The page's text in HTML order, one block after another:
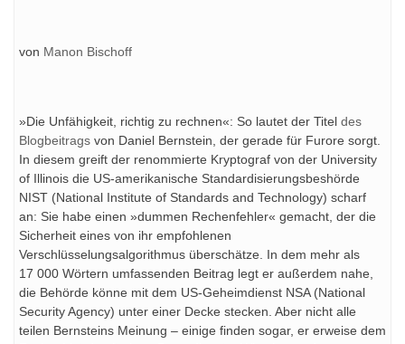
von Manon Bischoff
»Die Unfähigkeit, richtig zu rechnen«: So lautet der Titel des
Blogbeitrags von Daniel Bernstein, der gerade für Furore sorgt.
In diesem greift der renommierte Kryptograf von der University
of Illinois die US-amerikanische Standardisierungsbeshörde
NIST (National Institute of Standards and Technology) scharf
an: Sie habe einen »dummen Rechenfehler« gemacht, der die
Sicherheit eines von ihr empfohlenen
Verschlüsselungsalgorithmus überschätze. In dem mehr als
17 000 Wörtern umfassenden Beitrag legt er außerdem nahe,
die Behörde könne mit dem US-Geheimdienst NSA (National
Security Agency) unter einer Decke stecken. Aber nicht alle
teilen Bernsteins Meinung – einige finden sogar, er erweise dem